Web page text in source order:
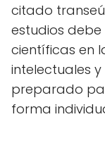
citado
estudios
científicas en
intelectuales
preparado
forma